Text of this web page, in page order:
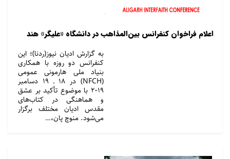
اعلام فراخوان کنفرانس بین‌المذاهب در دانشگاه «علیگر» هند
به گزارش ادیان نیوز(ردنا)؛ این
کنفرانس دو روزه با همکاری
بنیاد ملی هارمونی عمومی
(NFCH) در ۱۸ ـ ۱۹ دسامبر
۲۰۱۹ با موضوع تأکید بر عشق
و هماهنگی در کتاب‌های
مقدس ادیان مختلف برگزار
می‌شود. منوچ پان،…